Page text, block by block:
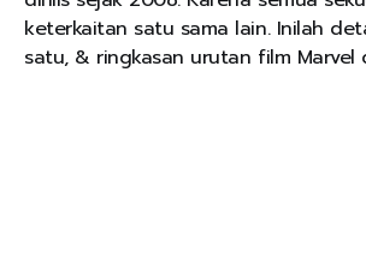
keterkaitan satu sama lain. Inilah
satu, & ringkasan urutan film Marvel